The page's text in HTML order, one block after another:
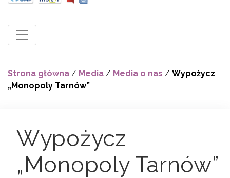
Strona główna / Media / Media o nas / Wypożycz
„Monopoly Tarnów”
Wypożycz
„Monopoly Tarnów”